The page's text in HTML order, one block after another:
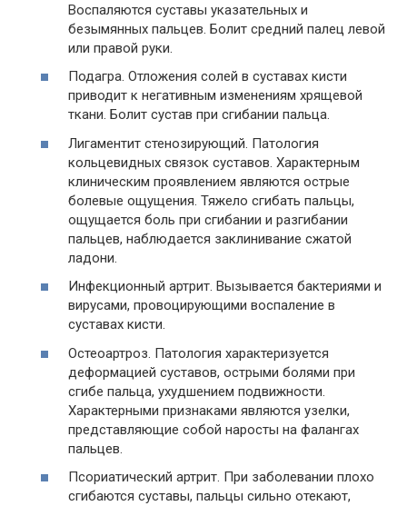
Воспаляются суставы указательных и
безымянных пальцев. Болит средний палец левой
или правой руки.
Подагра. Отложения солей в суставах кисти
приводит к негативным изменениям хрящевой
ткани. Болит сустав при сгибании пальца.
Лигаментит стенозирующий. Патология
кольцевидных связок суставов. Характерным
клиническим проявлением являются острые
болевые ощущения. Тяжело сгибать пальцы,
ощущается боль при сгибании и разгибании
пальцев, наблюдается заклинивание сжатой
ладони.
Инфекционный артрит. Вызывается бактериями и
вирусами, провоцирующими воспаление в
суставах кисти.
Остеоартроз. Патология характеризуется
деформацией суставов, острыми болями при
сгибе пальца, ухудшением подвижности.
Характерными признаками являются узелки,
представляющие собой наросты на фалангах
пальцев.
Псориатический артрит. При заболевании плохо
сгибаются суставы, пальцы сильно отекают,